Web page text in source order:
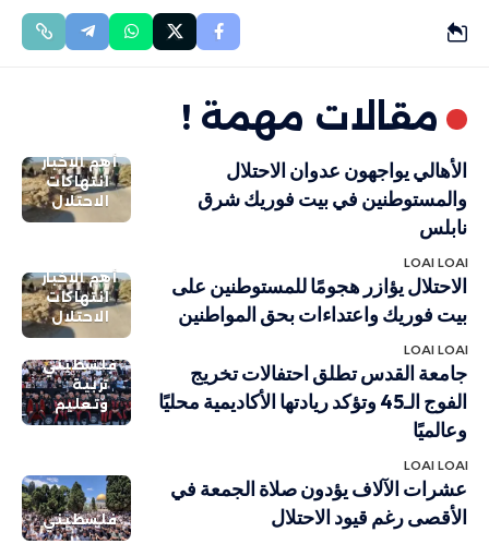
مقالات مهمة !
أهم الاخبار
انتهاكات
الاحتلال
الأهالي يواجهون عدوان الاحتلال
والمستوطنين في بيت فوريك شرق
نابلس
LOAI LOAI
أهم الاخبار
انتهاكات
الاحتلال
الاحتلال يؤازر هجومًا للمستوطنين على
بيت فوريك واعتداءات بحق المواطنين
LOAI LOAI
فلسطيني
تربية
وتعليم
جامعة القدس تطلق احتفالات تخريج
الفوج الـ45 وتؤكد ريادتها الأكاديمية محليًا
وعالميًا
LOAI LOAI
فلسطيني
عشرات الآلاف يؤدون صلاة الجمعة في
الأقصى رغم قيود الاحتلال